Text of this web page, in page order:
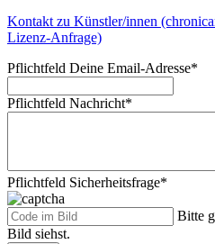
Kontakt zu Künstler/innen
Lizenz-Anfrage)
Pflichtfeld Deine Email-Adresse*
Pflichtfeld Nachricht*
Pflichtfeld Sicherheitsfrage*
Bitte
Bild siehst.